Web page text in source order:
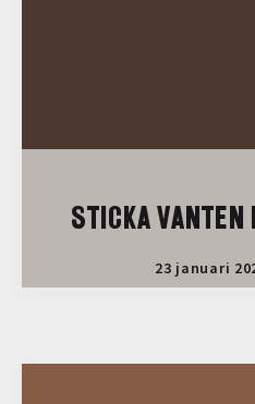
STICKA VANTEN
23 januari